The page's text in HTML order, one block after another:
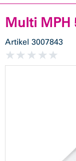
Multi MPH
Artikel 3007843